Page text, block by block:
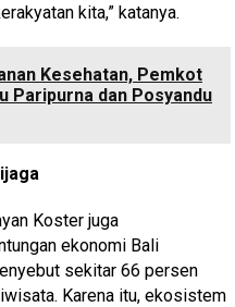
kita,” katanya.
Kesehatan, Pemkot
Paripurna dan Posyandu
Koster juga
ekonomi Bali
sekitar 66 persen
Karena itu, ekosistem